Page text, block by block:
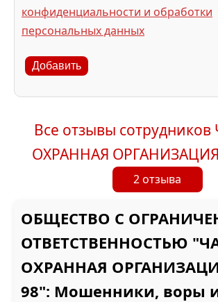
конфиденциальности и обработки
персональных данных
Добавить
Все отзывы
ОХРАННАЯ
2 отзыва
ОБЩЕСТВО С
ОТВЕТСТВЕННОСТЬЮ
ОХРАННАЯ
98": Мошенники, воры